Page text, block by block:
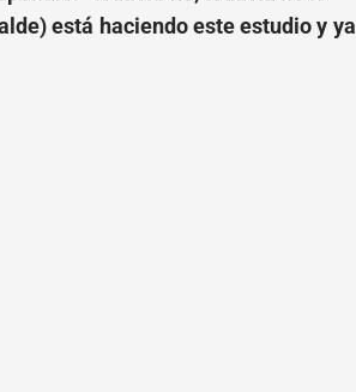
está haciendo este estudio y ya